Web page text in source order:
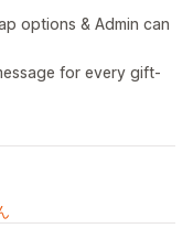
options & Admin can
for every gift-